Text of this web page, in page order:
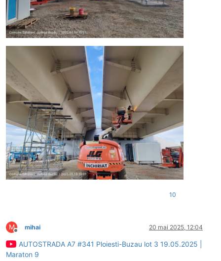
10
M
Deconectat
mihai 20 mai 2025, 12:04
AUTOSTRADA A7 #341 Ploiesti-Buzau lot 3 19.05.2025 |
Maraton 9